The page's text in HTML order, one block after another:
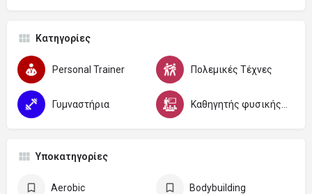
Κατηγορίες
Personal Trainer Πολεμικές Τέχνες
Γυμναστήρια
Υποκατηγορίες
Aerobic Bodybuilding